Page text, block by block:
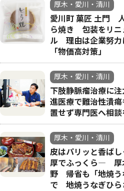
厚木・愛川・清川
愛川町 菓匠 土門
ら焼き 包装をリニ
ル 理由は企業努力
「物価高対策」
厚木・愛川・清川
下肢静脈瘤治療に
進医療で難治性潰
置せず専門医へ相談
厚木・愛川・清川
皮はパリッと香ばし
厚でふっくら― 厚
野 帰省も「地焼う
で 地焼うなぎひ